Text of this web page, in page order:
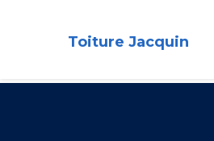
Toiture Jacquin